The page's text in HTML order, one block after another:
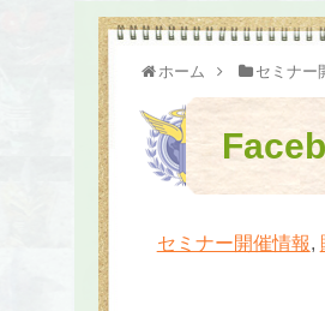
ホーム セミナー
セミナー開催情報,